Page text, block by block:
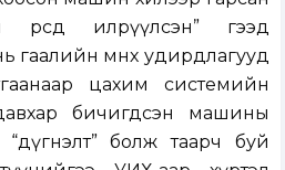
илрүүлсэн” гээд
гаалийн өмнөх удирдлагууд
цахим системийн
бичигдсэн машины
болж таарч буй